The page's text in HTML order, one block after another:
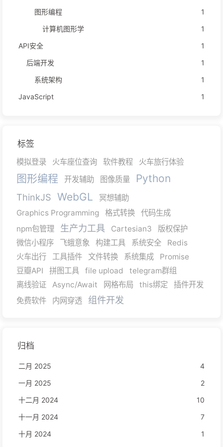
图形编程
1
计算机图形学
1
API安全
1
后端开发
1
系统架构
1
JavaScript
1
标签
模拟登录 火车座位查询 软件教程 火车旅行体验
图形编程 开发辅助 图像质量 Python
ThinkJS WebGL
冥想辅助
Graphics Programming
格式转换
代码生成
npm包管理
生产力工具 Cartesian3
版权保护
微信小程序
飞蛾意象 构建工具 系统安全
Redis
火车出行
工具插件 文件转换 系统集成
Promise
豆瓣API
拼图工具 file upload
telegram群组
离线验证
Async/Await 网格布局 this绑定
插件开发
免费软件
内网穿透 组件开发
归档
二月 2025
4
一月 2025
2
十二月 2024
10
十一月 2024
7
十月 2024
1